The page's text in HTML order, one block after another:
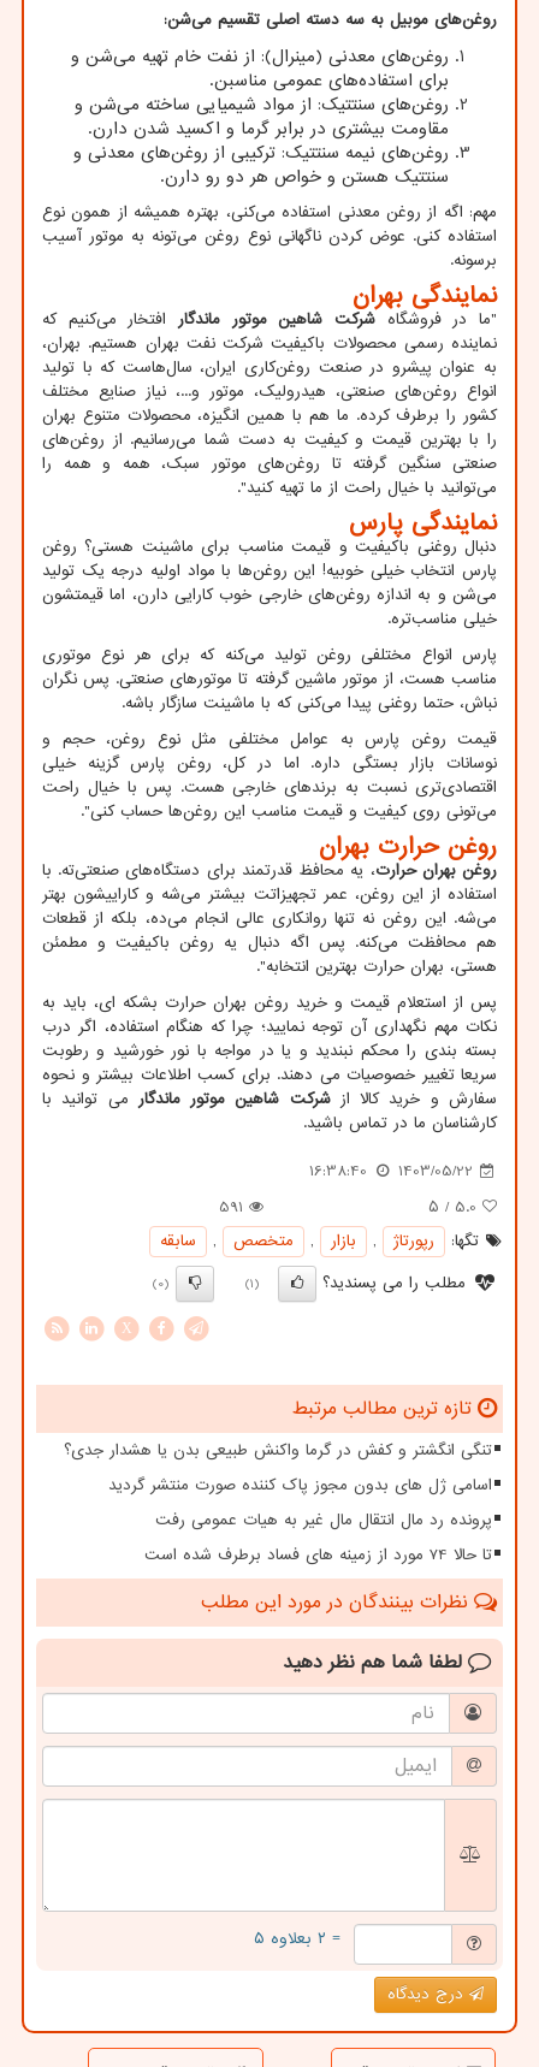
روغن‌های موبیل به سه دسته اصلی تقسیم می‌شن:
روغن‌های معدنی (مینرال): از نفت خام تهیه می‌شن و
برای استفاده‌های عمومی مناسبن.
روغن‌های سنتتیک: از مواد شیمیایی ساخته می‌شن و
مقاومت بیشتری در برابر گرما و اکسید شدن دارن.
روغن‌های نیمه سنتتیک: ترکیبی از روغن‌های معدنی و
سنتتیک هستن و خواص هر دو رو دارن.
مهم: اگه از روغن معدنی استفاده می‌کنی، بهتره همیشه از همون نوع
استفاده کنی. عوض کردن ناگهانی نوع روغن می‌تونه به موتور آسیب
برسونه.
نمایندگی بهران
"ما در فروشگاه شرکت شاهین موتور ماندگار افتخار می‌کنیم که
نماینده رسمی محصولات باکیفیت شرکت نفت بهران هستیم. بهران،
به عنوان پیشرو در صنعت روغن‌کاری ایران، سال‌هاست که با تولید
انواع روغن‌های صنعتی، هیدرولیک، موتور و...، نیاز صنایع مختلف
کشور را برطرف کرده. ما هم با همین انگیزه، محصولات متنوع بهران
را با بهترین قیمت و کیفیت به دست شما می‌رسانیم. از روغن‌های
صنعتی سنگین گرفته تا روغن‌های موتور سبک، همه و همه را
می‌توانید با خیال راحت از ما تهیه کنید."
نمایندگی پارس
دنبال روغنی باکیفیت و قیمت مناسب برای ماشینت هستی؟ روغن
پارس انتخاب خیلی خوبیه! این روغن‌ها با مواد اولیه درجه یک تولید
می‌شن و به اندازه روغن‌های خارجی خوب کارایی دارن، اما قیمتشون
خیلی مناسب‌تره.
پارس انواع مختلفی روغن تولید می‌کنه که برای هر نوع موتوری
مناسب هست، از موتور ماشین گرفته تا موتورهای صنعتی. پس نگران
نباش، حتما روغنی پیدا می‌کنی که با ماشینت سازگار باشه.
قیمت روغن پارس به عوامل مختلفی مثل نوع روغن، حجم و
نوسانات بازار بستگی داره. اما در کل، روغن پارس گزینه خیلی
اقتصادی‌تری نسبت به برندهای خارجی هست. پس با خیال راحت
می‌تونی روی کیفیت و قیمت مناسب این روغن‌ها حساب کنی."
روغن حرارت بهران
روغن بهران حرارت، یه محافظ قدرتمند برای دستگاه‌های صنعتی‌ته. با
استفاده از این روغن، عمر تجهیزاتت بیشتر می‌شه و کاراییشون بهتر
می‌شه. این روغن نه تنها روانکاری عالی انجام می‌ده، بلکه از قطعات
هم محافظت می‌کنه. پس اگه دنبال یه روغن باکیفیت و مطمئن
هستی، بهران حرارت بهترین انتخابه."
پس از استعلام قیمت و خرید روغن بهران حرارت بشکه ای، باید به
نکات مهم نگهداری آن توجه نمایید؛ چرا که هنگام استفاده، اگر درب
بسته بندی را محکم نبندید و یا در مواجه با نور خورشید و رطوبت
سریعا تغییر خصوصیات می دهند. برای کسب اطلاعات بیشتر و نحوه
سفارش و خرید کالا ازشرکت شاهین موتور ماندگار می توانید با
کارشناسان ما در تماس باشید.
1403/05/22
16:38:40
5.0 / ۵
591
تگها:
رپورتاژ , بازار , متخصص ,
سابقه
مطلب را می پسندید؟
(1)
(0)
X
تازه ترین مطالب مرتبط
تنگی انگشتر و کفش در گرما واکنش طبیعی بدن یا هشدار جدی؟
اسامی ژل های بدون مجوز پاک کننده صورت منتشر گردید
پرونده رد مال انتقال مال غیر به هیات عمومی رفت
تا حالا 74 مورد از زمینه های فساد برطرف شده است
نظرات بینندگان در مورد این مطلب
لطفا شما هم نظر دهید
= ۲ بعلاوه ۵
درج دیدگاه